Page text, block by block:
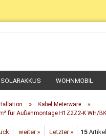
SOLARAKKUS WOHNMOBIL
» Kabel Meterware »
für Außenmontage H1Z2Z2-K WH/
weiter » Letzter » 15